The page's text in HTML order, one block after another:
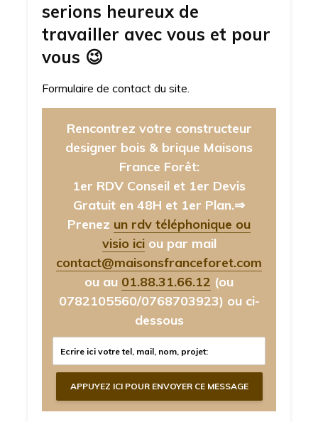
serions heureux de
travailler avec vous et pour
vous 😉
Formulaire de contact du site.
Rencontrez votre constructeur
designer bois & brique Maisons
France Forêt:
1er RDV Conseil et 1er Devis
Gratuit en 48H et 1er Plan.⇒
Prenez un rdv téléphonique ou
visio iciou par mail
contact@maisonsfranceforet.com
ou au 01.88.31.66.12 (ou
0782105560/0768703923) ou ci-
dessous